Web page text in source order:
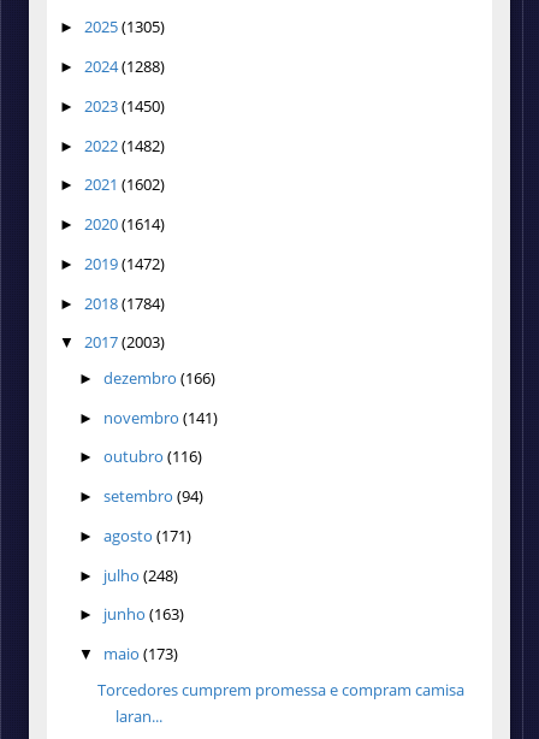
► 2025(1305)
► 2024(1288)
► 2023(1450)
► 2022(1482)
► 2021 (1602)
► 2020(1614)
► 2019(1472)
► 2018(1784)
▼ 2017(2003)
► dezembro (166)
► novembro (141)
► outubro (116)
► setembro (94)
► agosto (171)
► julho (248)
► junho (163)
▼ maio (173)
Torcedores cumprem promessa e compram camisa
laran...